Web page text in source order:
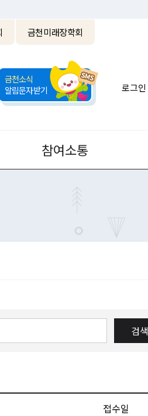
금천미래장학회
금천소식
알림문자받기
로그인
참여소통
검색
접수일